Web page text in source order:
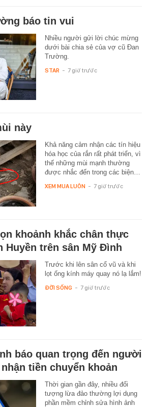
báo tin vui
Nhiều người gửi lời chúc mừng
dưới bài chia sẻ của vợ cũ Đan
Trường.
STAR - 7 giờ trước
này
Khả năng cảm nhận các tín hiệu
hóa học của rắn rất phát triển, vì
thế những mùi mạnh thường
được nhắc đến trong các biện…
XEM MUA LUÔN - 7 giờ trước
khoảnh khắc chân thực
Huyền trên sân Mỹ Đình
Trước khi lên sân cổ vũ và khi
lọt ống kính máy quay nó lạ lắm!
ĐỜI SỐNG - 7 giờ trước
báo quan trọng đến người
tiền chuyển khoản
Thời gian gần đây, nhiều đối
tượng lừa đảo thường lợi dụng
phần mềm chỉnh sửa hình ảnh